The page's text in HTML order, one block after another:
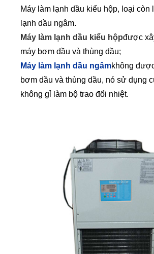
Máy làm lạnh dầu kiểu hộp, loại còn
lạnh dầu ngâm.
Máy làm lạnh dầu kiểu hộpđược
máy bơm dầu và thùng dầu;
Máy làm lạnh dầu ngâmkhông
bơm dầu và thùng dầu, nó sử dụng
không gỉ làm bộ trao đổi nhiệt.